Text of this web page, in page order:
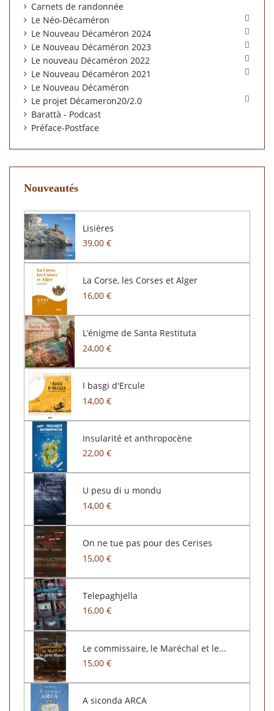
Carnets de randonnée
Le Néo-Décaméron

Le Nouveau Décaméron 2024 
Le Nouveau Décaméron 2023 
Le nouveau Décaméron 2022 
Le Nouveau Décaméron 2021 
Le Nouveau Décaméron
Le projet Décameron20/2.0

Barattà - Podcast
Préface-Postface
Nouveautés
Lisières
39,00 €
La Corse, les Corses et Alger
16,00 €
L’énigme de Santa Restituta
24,00 €
I basgi d'Ercule
14,00 €
Insularité et anthropocène
22,00 €
U pesu di u mondu
14,00 €
On ne tue pas pour des Cerises
15,00 €
Telepaghjella
16,00 €
Le commissaire, le Maréchal et le...
15,00 €
A siconda ARCA